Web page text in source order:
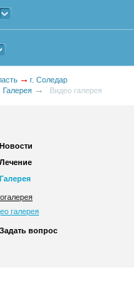
г. Соледар
Галерея Видео галерея
Новости
Лечение
Галерея
галерея
Задать вопрос